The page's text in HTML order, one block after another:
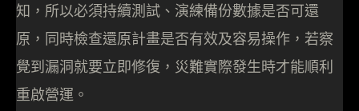
知，所以必須持續測試、演練備份數據是否可還
原，同時檢查還原計畫是否有效及容易操作，若察
覺到漏洞就要立即修復，災難實際發生時才能順利
重啟營運。